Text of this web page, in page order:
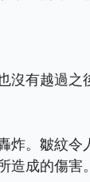
沒有越過之
炸。皺紋
造成的傷害。